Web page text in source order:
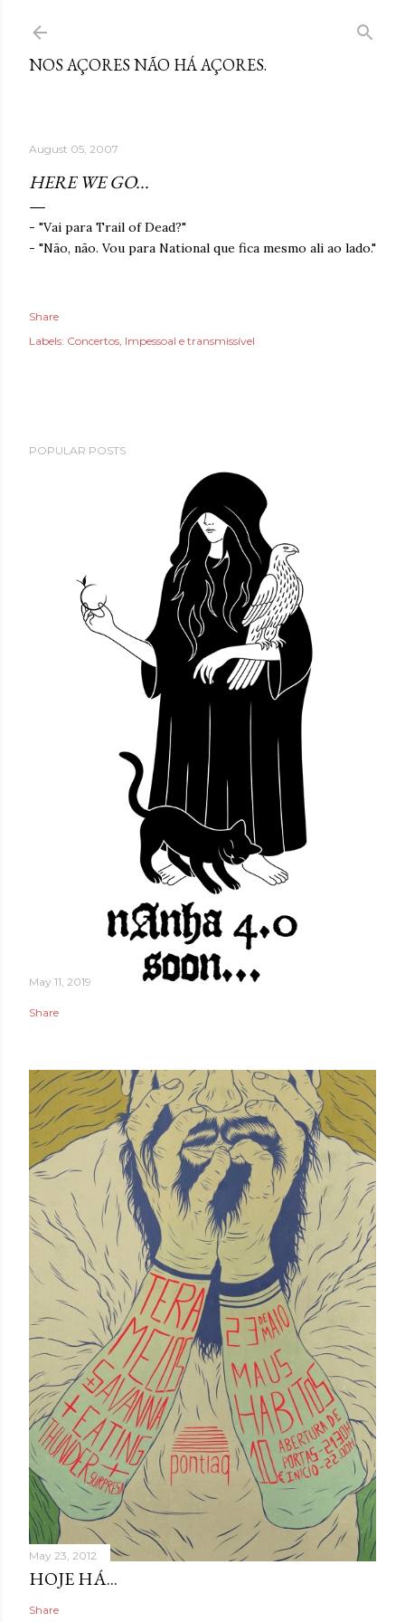
NOS AÇORES NÃO HÁ AÇORES.
August 05, 2007
HERE WE GO...
- "Vai para Trail of Dead?"
- "Não, não. Vou para National que fica mesmo ali ao lado."
Share
Labels: Concertos Impessoal e transmissível
POPULAR POSTS
May 11, 2019
Share
May 23, 2012
HOJE HÁ...
Share